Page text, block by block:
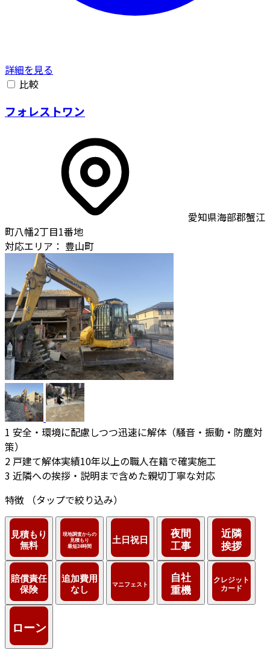
詳細を見る
比較
フォレストワン
愛知県海部郡蟹江
町八幡2丁目1番地
対応エリア： 豊山町
1 安全・環境に配慮しつつ迅速に解体（騒音・振動・防塵対
策）
2 戸建て解体実績10年以上の職人在籍で確実施工
3 近隣への挨拶・説明まで含めた親切丁寧な対応
特徴
（タップで絞り込み）